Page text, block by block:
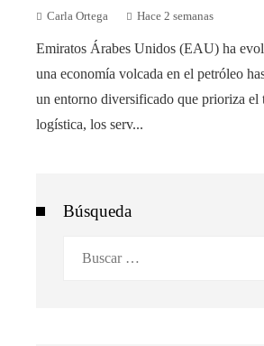
Carla Ortega Hace 2 semanas
Emiratos Árabes Unidos (EAU) ha
una economía volcada en el petróleo
un entorno diversificado que prioriza el
logística, los serv...
Búsqueda